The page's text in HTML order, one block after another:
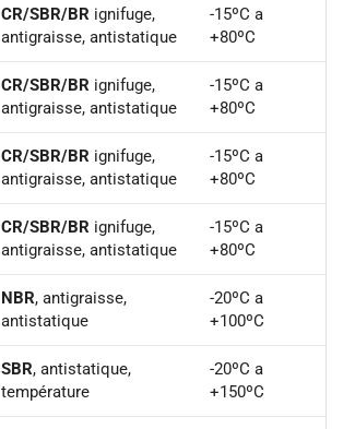
CR/SBR/BR ignifuge,
antigraisse, antistatique
-15ºC a
+80ºC
CR/SBR/BR ignifuge,
antigraisse, antistatique
-15ºC a
+80ºC
CR/SBR/BR ignifuge,
antigraisse, antistatique
-15ºC a
+80ºC
CR/SBR/BR ignifuge,
antigraisse, antistatique
-15ºC a
+80ºC
NBR, antigraisse,
antistatique
-20ºC a
+100ºC
SBR, antistatique,
température
-20ºC a
+150ºC